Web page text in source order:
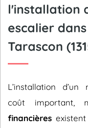
l'installation
escalier
Tarascon
L’installation
coût important,
financières